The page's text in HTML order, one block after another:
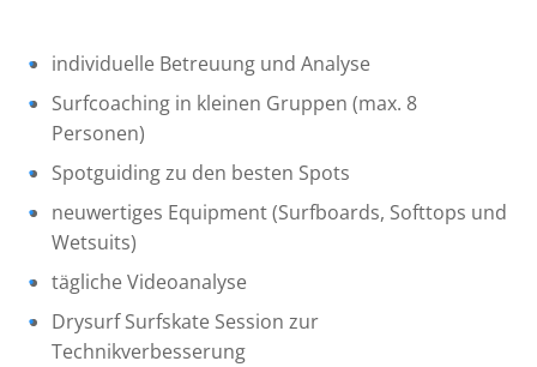
individuelle Betreuung und Analyse
Surfcoaching in kleinen Gruppen (max. 8
Personen)
Spotguiding zu den besten Spots
neuwertiges Equipment (Surfboards, Softtops und
Wetsuits)
tägliche Videoanalyse
Drysurf Surfskate Session zur
Technikverbesserung